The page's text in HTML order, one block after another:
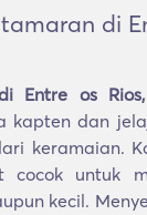
di
Entre os
kapten dan
keramaian.
cocok untuk
kecil.